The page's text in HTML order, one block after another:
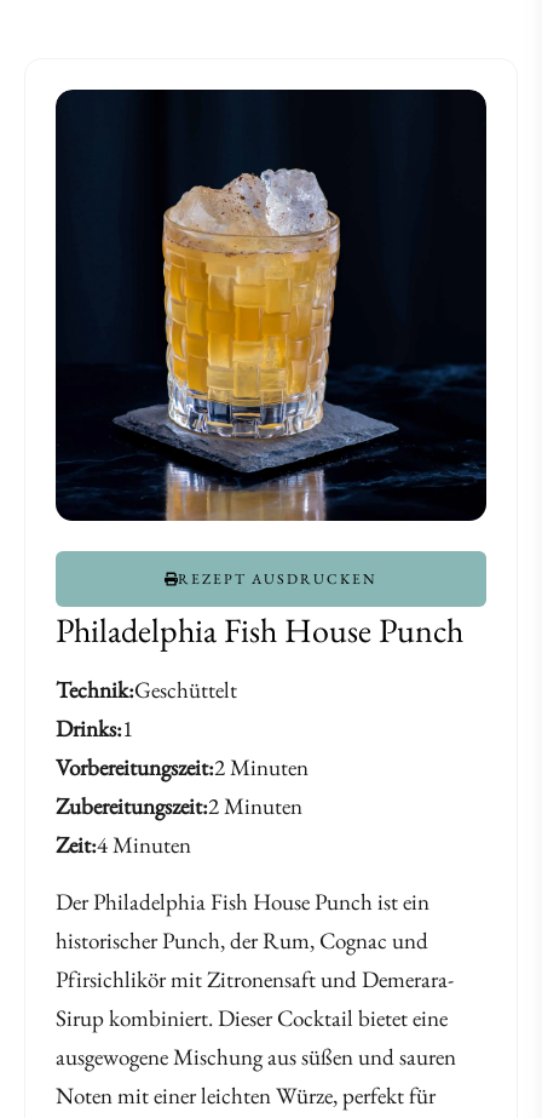
Philadelphia Fish House Punch
Technik Geschüttelt
Drinks 1
Vorbereitungszeit 2 Minuten
Zubereitungszeit 2 Minuten
Zeit 4 Minuten
Der Philadelphia Fish House Punch ist ein
historischer Punch, der Rum, Cognac und
Pfirsichlikör mit Zitronensaft und Demerara-
Sirup kombiniert. Dieser Cocktail bietet eine
ausgewogene Mischung aus süßen und sauren
Noten mit einer leichten Würze, perfekt für
REZEPT AUSDRUCKEN